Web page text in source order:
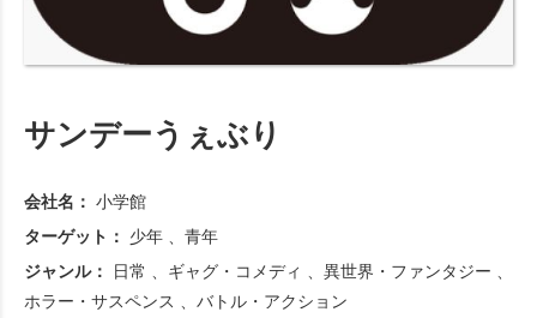
サンデーうぇぶり
会社名： 小学館
ターゲット：
少年
青年
ジャンル：
日常 ギャグ・コメディ
異世界・ファンタジー
ホラー・サスペンス
バトル・アクション